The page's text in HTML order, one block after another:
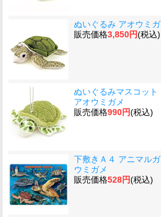
ぬいぐるみ アオウミ
販売価格3,850円(税込)
ぬいぐるみマスコット
アオウミガメ
販売価格990円(税込)
下敷きＡ４ アニマル
ウミガメ
販売価格528円(税込)